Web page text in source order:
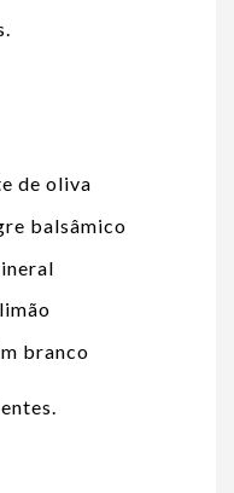
de oliva
balsâmico
branco